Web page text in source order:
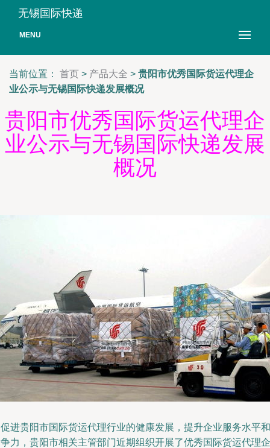
无锡国际快递
MENU
当前位置： 首页 > 产品大全 > 贵阳市优秀国际货运代理企
业公示与无锡国际快递发展概况
贵阳市优秀国际货运代理企
业公示与无锡国际快递发展
概况
进贵阳市国际货运代理行业的健康发展，提升企业服务水平和
力，贵阳市相关主管部门近期组织开展了优秀国际货运代理企